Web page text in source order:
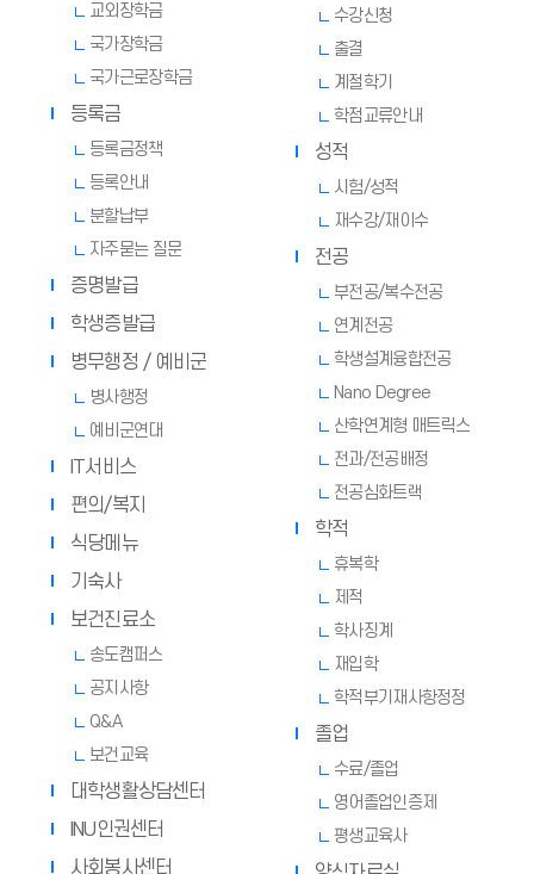
교외장학금
국가장학금
국가근로장학금
등록금
등록금정책
등록안내
분할납부
자주묻는 질문
증명발급
학생증발급
병무행정 / 예비군
병사행정
예비군연대
IT서비스
편의/복지
식당메뉴
기숙사
보건진료소
송도캠퍼스
공지사항
Q&A
보건교육
대학생활상담센터
INU인권센터
사회봉사센터
수강신청
출결
계절학기
학점교류안내
성적
시험/성적
재수강/재이수
전공
부전공/복수전공
연계전공
학생설계융합전공
Nano Degree
산학연계형 매트릭스
전과/전공배정
전공심화트랙
학적
휴복학
제적
학사징계
재입학
학적부기재사항정정
졸업
수료/졸업
영어졸업인증제
평생교육사